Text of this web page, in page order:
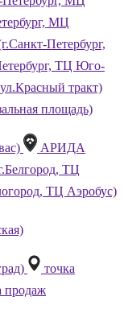
МЦ
Петербург,
ТЦ Юго-
тракт)
площадь)
АРИДА
ТЦ
ТЦ Аэробус)
точка
продаж